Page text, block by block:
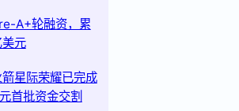
A+轮融资，累
元
星际荣耀已完成
首批资金交割